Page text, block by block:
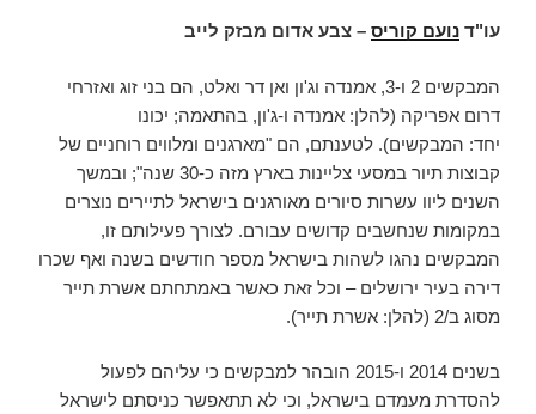
עו"ד נועם קוריס – צבע אדום מבזק לייב
המבקשים 2 ו-3, אמנדה וג'ון ואן דר ואלט, הם בני זוג ואזרחי
דרום אפריקה (להלן: אמנדה ו-ג'ון, בהתאמה; יכונו
יחד: המבקשים). לטענתם, הם "מארגנים ומלווים רוחניים של
קבוצות תיור במסעי צליינות בארץ מזה כ-30 שנה"; ובמשך
השנים ליוו עשרות סיורים מאורגנים בישראל לתיירים נוצרים
במקומות שנחשבים קדושים עבורם. לצורך פעילותם זו,
המבקשים נהגו לשהות בישראל מספר חודשים בשנה ואף שכרו
דירה בעיר ירושלים – וכל זאת כאשר באמתחתם אשרת תייר
מסוג ב/2 (להלן: אשרת תייר).
בשנים 2014 ו-2015 הובהר למבקשים כי עליהם לפעול
להסדרת מעמדם בישראל, וכי לא תתאפשר כניסתם לישראל